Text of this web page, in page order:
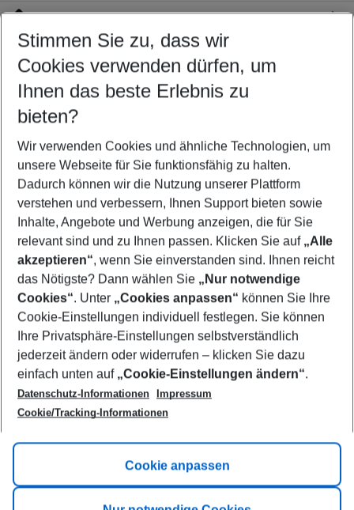
Location
Customize your offer
Find the perfect deal which suits your best
Your departure airport
Any airport
Select your date range
09/08/26–07/08/27 5-8 nights
Who will travel
2 adults No children
Show more filter
Footer
Footer navigation
Title A
Link A
Stimmen Sie zu, dass wir
Cookies verwenden dürfen, um
Ihnen das beste Erlebnis zu
bieten?
Wir verwenden Cookies und ähnliche Technologien, um
unsere Webseite für Sie funktionsfähig zu halten.
Dadurch können wir die Nutzung unserer Plattform
verstehen und verbessern, Ihnen Support bieten sowie
Inhalte, Angebote und Werbung anzeigen, die für Sie
relevant sind und zu Ihnen passen. Klicken Sie auf „Alle
akzeptieren“, wenn Sie einverstanden sind. Ihnen reicht
das Nötigste? Dann wählen Sie „Nur notwendige
Cookies“. Unter „Cookies anpassen“ können Sie Ihre
Cookie-Einstellungen individuell festlegen. Sie können
Ihre Privatsphäre-Einstellungen selbstverständlich
jederzeit ändern oder widerrufen – klicken Sie dazu
einfach unten auf „Cookie-Einstellungen ändern“.
Datenschutz-Informationen
Impressum
Cookie/Tracking-Informationen
Cookie anpassen